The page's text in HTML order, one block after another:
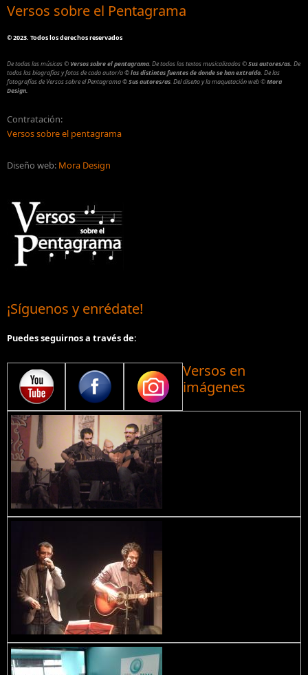
Versos sobre el Pentagrama
©2023. Todos los derechos reservados
De todas las músicas© Versos sobre el pentagrama De todos los textos musicalizados©Sus autores/as. De
todos las biografías y fotos de cada autor/a© las distintas fuentes de donde se han extraído. De las
fotografías de Versos sobre el Pentagrama© Sus autores/as Del diseño y la maquetación web©Mora
Design.
Contratación:
Versos sobre el pentagrama
Diseño web: Mora Design
¡Síguenos y enrédate!
Puedes seguirnos a través de:
Versos en
imágenes